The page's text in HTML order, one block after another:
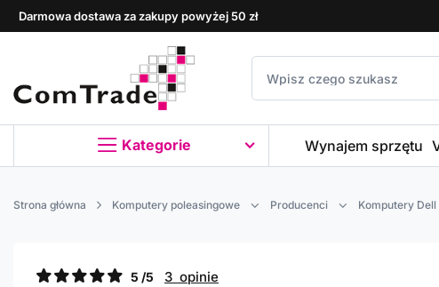
Darmowa dostawa za zakupy powyżej 50 zł
Kategorie Wynajem sprzętu
Strona główna Komputery poleasingowe Producenci Komputery Dell
5 /5 3 opinie